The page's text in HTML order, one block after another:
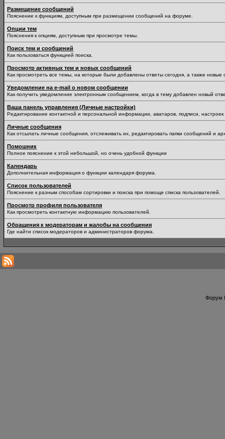
Размещение сообщений
Пояснение к функциям, доступным при размещении сообщений на форуме.
Опции тем
Пояснения к опциям, доступным при просмотре темы.
Поиск тем и сообщений
Как пользоваться функцией поиска.
Просмотр активных тем и новых сообщений
Как просмотреть все темы, на которые были добавлены ответы сегодня, а также
Уведомление на е-mail о новом сообщении
Как получить уведомление электронным сообщением, когда в тему добавлен новый
Ваша панель управления (Личные настройки)
Редактирование контактной и персональной информации, аватаров, подписи,
Личные сообщения
Как отсылать личные сообщения, отслеживать их, редактировать папки сообщений и
Помошник
Полное пояснение к этой небольшой, но очень удобной функции
Календарь
Дополнительная информация о функции календаря форума.
Список пользователей
Пояснение к разным способам сортировки и поиска при помощи списка пользователей.
Просмотр профиля пользователя
Как просмотреть контактную информацию пользователей.
Обращения к модераторам и жалобы на сообщения
Где найти список модераторов и администраторов форума.
Форум